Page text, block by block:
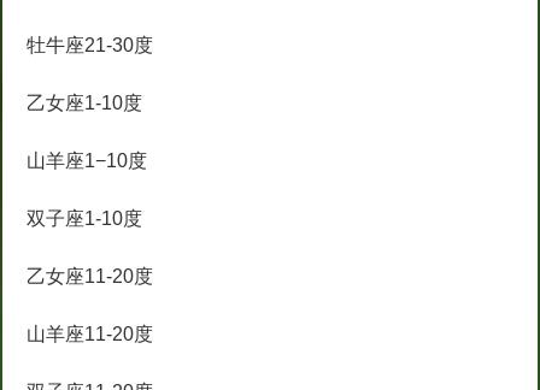
牡牛座21-30度
乙女座1-10度
山羊座1−10度
双子座1-10度
乙女座11-20度
山羊座11-20度